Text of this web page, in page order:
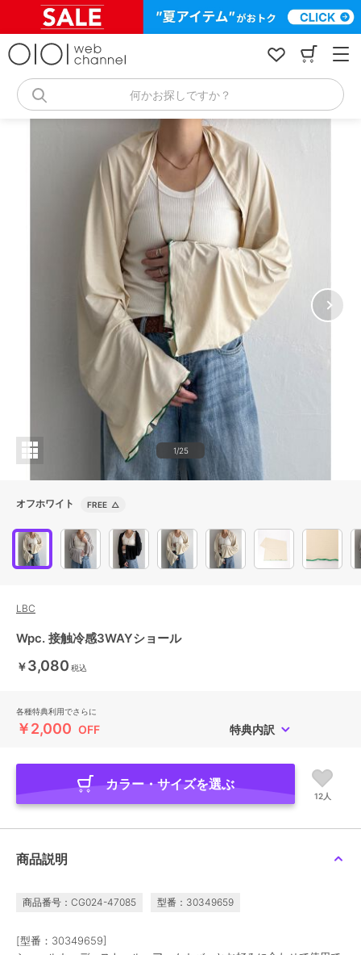
何かお探しですか？
1/25
オフホワイト FREE △
LBC
Wpc. 接触冷感3WAYショール
￥3,080 税込
各種特典利用でさらに
￥2,000 OFF 特典内訳
カラー・サイズを選ぶ
12人
商品説明
商品番号：CG024-47085 型番：30349659
[型番：30349659]